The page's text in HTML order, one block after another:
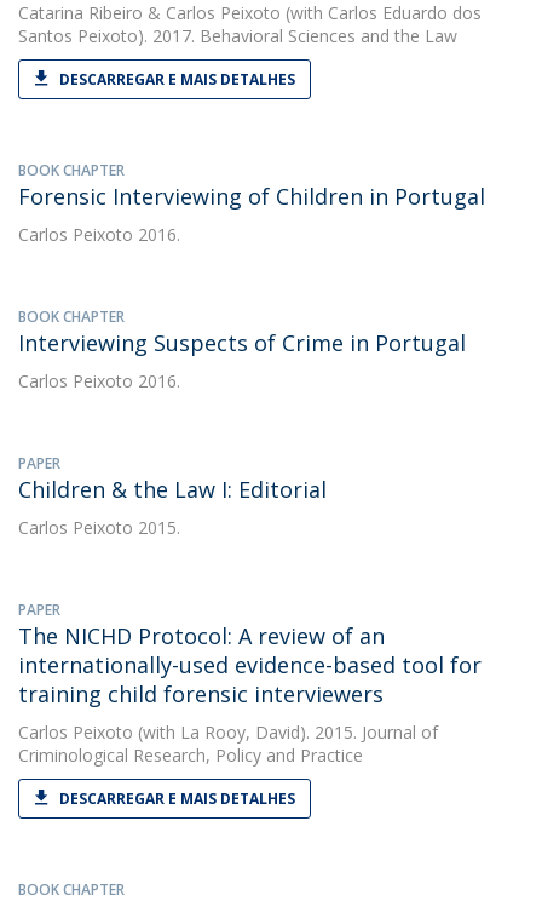
Catarina Ribeiro & Carlos Peixoto (with Carlos Eduardo dos
Santos Peixoto). 2017. Behavioral Sciences and the Law
DESCARREGAR E MAIS DETALHES
BOOK CHAPTER
Forensic Interviewing of Children in Portugal
Carlos Peixoto 2016.
BOOK CHAPTER
Interviewing Suspects of Crime in Portugal
Carlos Peixoto 2016.
PAPER
Children & the Law I: Editorial
Carlos Peixoto 2015.
PAPER
The NICHD Protocol: A review of an
internationally-used evidence-based tool for
training child forensic interviewers
Carlos Peixoto (with La Rooy, David). 2015. Journal of
Criminological Research, Policy and Practice
DESCARREGAR E MAIS DETALHES
BOOK CHAPTER